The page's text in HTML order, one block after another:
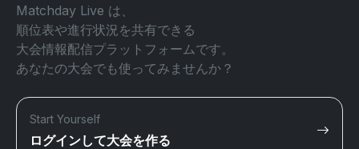
Matchday Live は、
順位表や進行状況を共有できる
大会情報配信プラットフォームです。
あなたの大会でも使ってみませんか？
Start Yourself
ログインして大会を作る